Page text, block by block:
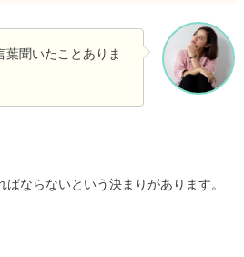
葉聞いたことありま
ならないという決まりがあります。